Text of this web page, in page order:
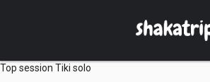
Top session Tiki solo